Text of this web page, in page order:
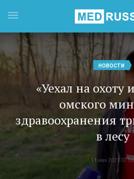
НОВОСТИ
«Уехал на охоту
омского
здравоохранения
в лесу
11 мая 2021 07:56